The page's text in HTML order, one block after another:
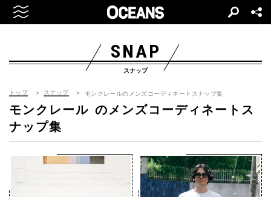
SNAP
スナップ
トップ スナップ モンクレールのメンズコーディネートスナップ集
モンクレール のメンズコーディネートス
ナップ集